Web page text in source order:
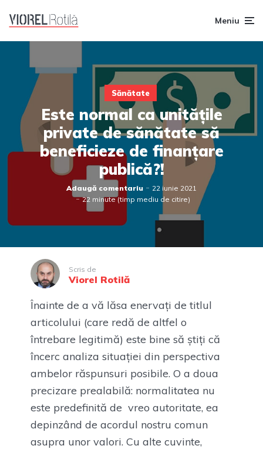
Meniu
Sănătate
Este normal ca unitățile
private de sănătate să
beneficieze de finanțare
publică?!
Adaugă comentariu
22 iunie 2021
22 minute (timp mediu de citire)
Scris de
Viorel Rotilă
Înainte de a vă lăsa enervați de titlul
articolului (care redă de altfel o
întrebare legitimă) este bine să știți că
încerc analiza situației din perspectiva
ambelor răspunsuri posibile. O a doua
precizare prealabilă: normalitatea nu
este predefinită de vreo autoritate, ea
depinzând de acordul nostru comun
asupra unor valori. Cu alte cuvinte,